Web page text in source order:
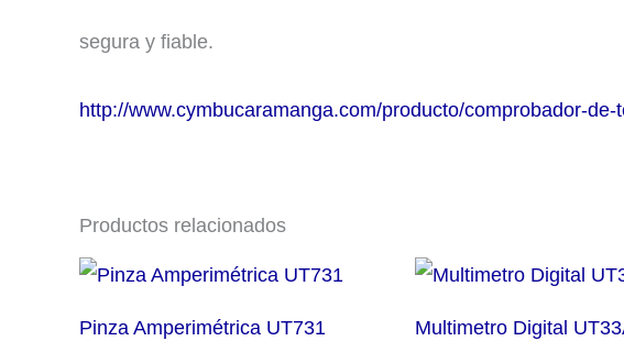
segura y fiable.
http://www.cymbucaramanga.com/producto/comprobador-de-
Productos relacionados
Pinza Amperimétrica UT731 Multimetro Digital